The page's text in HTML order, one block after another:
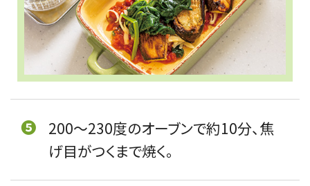
❺
200〜230度のオーブンで約10分、焦
げ目がつくまで焼く。